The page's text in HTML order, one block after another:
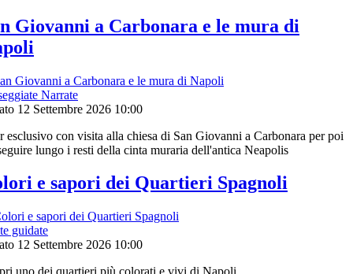
Giovanni a Carbonara e le mura di
Narrate
12 Settembre 2026 10:00
esclusivo con visita alla chiesa di San Giovanni a Carbonara per poi
lungo i resti della cinta muraria dell'antica Neapolis
e sapori dei Quartieri Spagnoli
guidate
12 Settembre 2026 10:00